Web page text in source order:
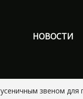
НОВОСТИ
звеном для